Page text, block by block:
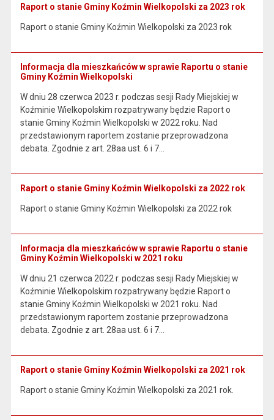
Raport o stanie Gminy Koźmin Wielkopolski za 2023 rok
Raport o stanie Gminy Koźmin Wielkopolski za 2023 rok
Informacja dla mieszkańców w sprawie Raportu o stanie
Gminy Koźmin Wielkopolski
W dniu 28 czerwca 2023 r. podczas sesji Rady Miejskiej w
Koźminie Wielkopolskim rozpatrywany będzie Raport o
stanie Gminy Koźmin Wielkopolski w 2022 roku. Nad
przedstawionym raportem zostanie przeprowadzona
debata. Zgodnie z art. 28aa ust. 6 i 7…
Raport o stanie Gminy Koźmin Wielkopolski za 2022 rok
Raport o stanie Gminy Koźmin Wielkopolski za 2022 rok
Informacja dla mieszkańców w sprawie Raportu o stanie
Gminy Koźmin Wielkopolski w 2021 roku
W dniu 21 czerwca 2022 r. podczas sesji Rady Miejskiej w
Koźminie Wielkopolskim rozpatrywany będzie Raport o
stanie Gminy Koźmin Wielkopolski w 2021 roku. Nad
przedstawionym raportem zostanie przeprowadzona
debata. Zgodnie z art. 28aa ust. 6 i 7…
Raport o stanie Gminy Koźmin Wielkopolski za 2021 rok
Raport o stanie Gminy Koźmin Wielkopolski za 2021 rok.